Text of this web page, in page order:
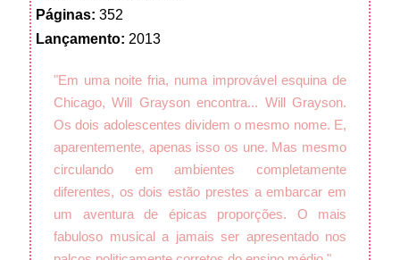
Páginas: 352
Lançamento: 2013
"Em uma noite fria, numa improvável esquina de
Chicago, Will Grayson encontra... Will Grayson.
Os dois adolescentes dividem o mesmo nome. E,
aparentemente, apenas isso os une. Mas mesmo
circulando em ambientes completamente
diferentes, os dois estão prestes a embarcar em
um aventura de épicas proporções. O mais
fabuloso musical a jamais ser apresentado nos